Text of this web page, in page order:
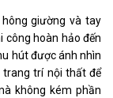
giường và tay
công hoàn hảo đến
hút được ánh nhìn
trang trí nội thất để
không kém phần